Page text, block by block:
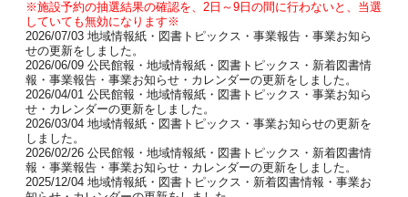
※施設予約の抽選結果の確認を、2日～9日の間に行わないと、当選
していても無効になります※
2026/07/03 地域情報紙・図書トピックス・事業報告・事業お知ら
せの更新をしました。
2026/06/09 公民館報・地域情報紙・図書トピックス・新着図書情
報・事業報告・事業お知らせ・カレンダーの更新をしました。
2026/04/01 公民館報・地域情報紙・図書トピックス・事業お知ら
せ・カレンダーの更新をしました。
2026/03/04 地域情報紙・図書トピックス・事業お知らせの更新を
しました。
2026/02/26 公民館報・地域情報紙・図書トピックス・新着図書情
報・事業報告・事業お知らせ・カレンダーの更新をしました。
2025/12/04 地域情報紙・図書トピックス・新着図書情報・事業お